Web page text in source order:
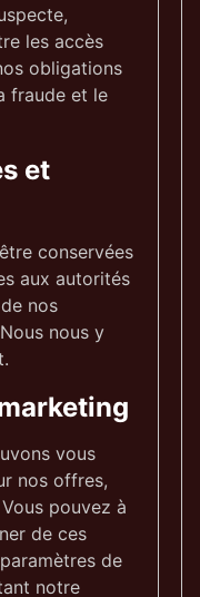
les accès
obligations
fraude et le
et
conservées
aux autorités
nos
nous y
vous
nos offres,
pouvez à
de ces
de
notre